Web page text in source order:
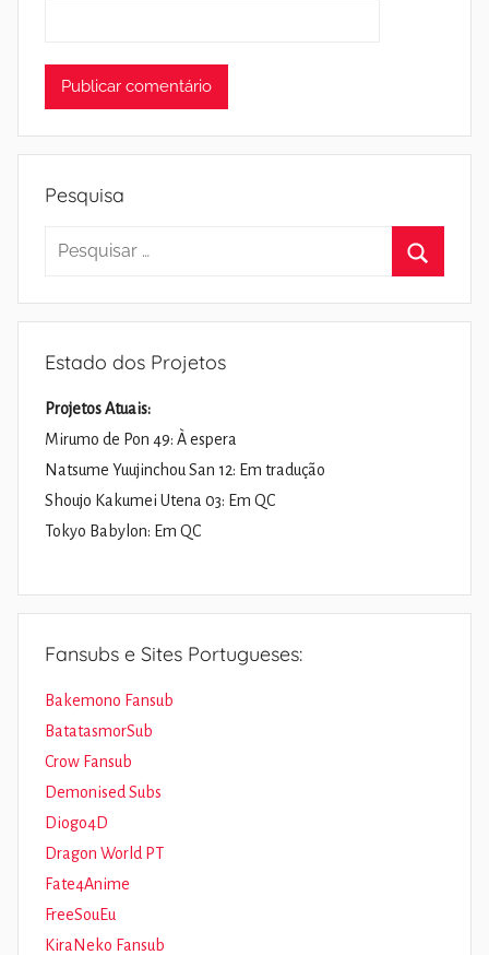
Pesquisa
Pesquisar
Estado dos Projetos
Projetos Atuais:
Mirumo de Pon 49: À espera
Natsume Yuujinchou San 12: Em tradução
Shoujo Kakumei Utena 03: Em QC
Tokyo Babylon: Em QC
Fansubs e Sites Portugueses:
Bakemono Fansub
BatatasmorSub
Crow Fansub
Demonised Subs
Diogo4D
Dragon World PT
Fate4Anime
FreeSouEu
KiraNeko Fansub